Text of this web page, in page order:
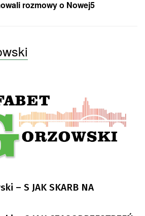
rozmowy o Nowej5
– S JAK SKARB NA